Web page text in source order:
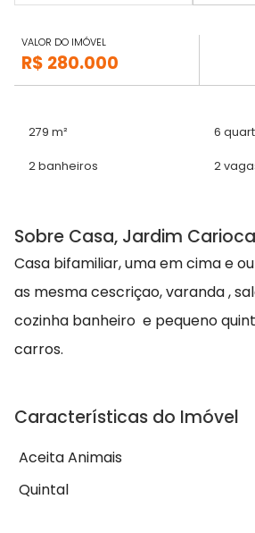
VALOR DO IMÓVEL
R$ 280.000
279 m² 6
2 banheiros 2
Sobre Casa, Jardim Carioca
Casa bifamiliar, uma em cima e
as mesma cescriçao, varanda ,
cozinha banheiro e pequeno
carros.
Características do Imóvel
Aceita Animais
Quintal